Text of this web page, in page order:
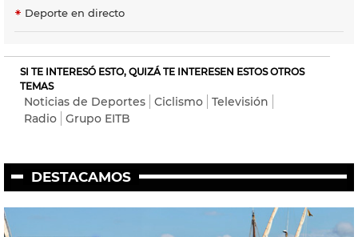
Deporte en directo
SI TE INTERESÓ ESTO, QUIZÁ TE INTERESEN ESTOS OTROS
TEMAS
Noticias de Deportes Ciclismo
Televisión
Radio
Grupo EITB
DESTACAMOS